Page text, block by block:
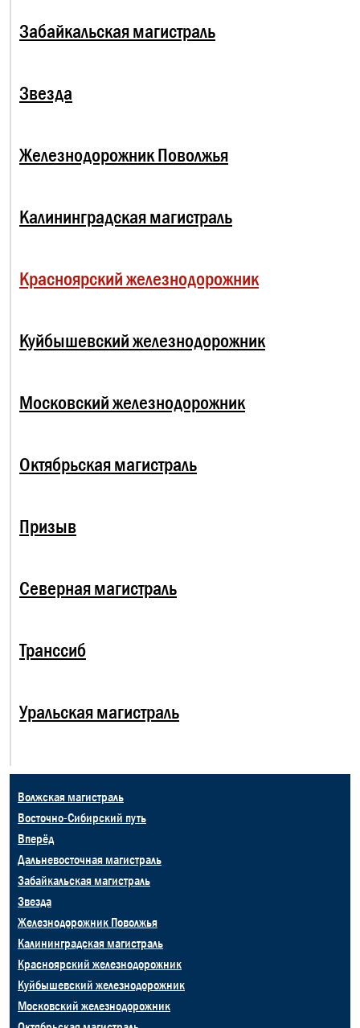
Забайкальская магистраль
Звезда
Железнодорожник Поволжья
Калининградская магистраль
Красноярский железнодорожник
Куйбышевский железнодорожник
Московский железнодорожник
Октябрьская магистраль
Призыв
Северная магистраль
Транссиб
Уральская магистраль
Волжская магистраль
Восточно-Сибирский путь
Вперёд
Дальневосточная магистраль
Забайкальская магистраль
Звезда
Железнодорожник Поволжья
Калининградская магистраль
Красноярский железнодорожник
Куйбышевский железнодорожник
Московский железнодорожник